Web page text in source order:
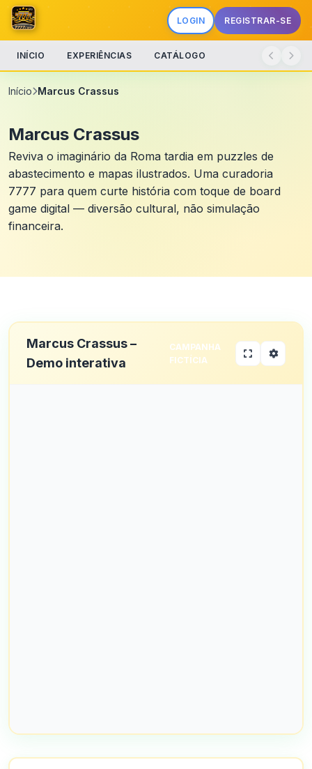
LOGIN REGISTRAR-SE
INÍCIO EXPERIÊNCIAS CATÁLOGO
Início Marcus Crassus
Marcus Crassus
Reviva o imaginário da Roma tardia em puzzles de
abastecimento e mapas ilustrados. Uma curadoria
7777 para quem curte história com toque de board
game digital — diversão cultural, não simulação
financeira.
Marcus Crassus –
Demo interativa
CAMPANHA
FICTÍCIA